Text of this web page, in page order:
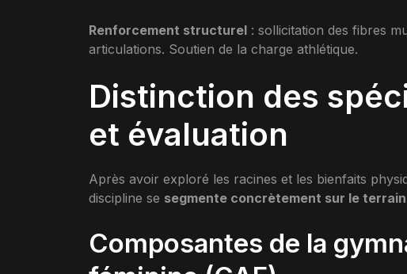
Renforcement structurel : sollicitation des fibres
articulations. Soutien de la charge athlétique.
Distinction des
et évaluation
Après avoir exploré les racines et les bienfaits
discipline se segmente concrètement sur le terrain
Composantes de la